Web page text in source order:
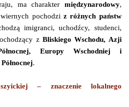
ma charakter międzynarodowy,
pochodzi z różnych państw
imigranci, uchodźcy, studenci,
z Bliskiego Wschodu, Azji
Europy Wschodniej i
.
szyickiej – znaczenie lokalnego